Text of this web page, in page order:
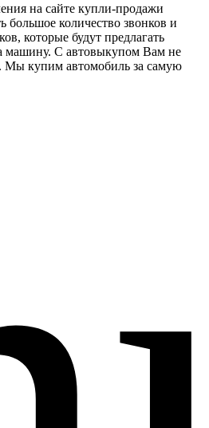
на сайте купли-продажи
большое количество звонков и
которые будут предлагать
машину. С автовыкупом Вам не
Мы купим автомобиль за самую